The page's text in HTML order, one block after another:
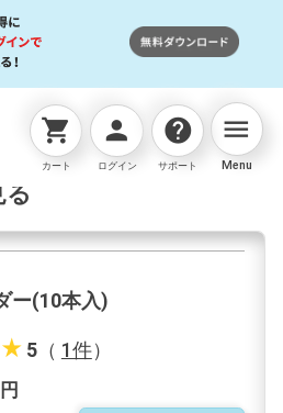
shopping_cart
カート
person
ログイン
help
サポート
menu
Menu
動水やり 兼用ホルダー(10本入)
ー(10本入)
star_rate 5（ 1件）
円